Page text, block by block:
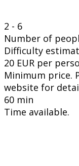
2 - 6
Number of
Difficulty
20 EUR per
Minimum price.
website for
60 min
Time available.